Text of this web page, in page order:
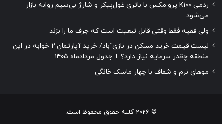
ردمی K100 پرو مکس با باتری غول‌پیکر و شارژ بی‌سیم روانه بازار
می‌شود
ولی فقیه فقط وقتی قابل تبعیت است که جرف ما را بزند
لیست قیمت خرید مسکن در نازی‌آباد/ خرید آپارتمان ۲ خوابه در این
منطقه چقدر سرمایه نیاز دارد؟ + جدول مردادماه ۱۴۰۵
موهای نرم و شفاف با چهار ماسک خانگی
© 2026 کلیه حقوق محفوظ است.